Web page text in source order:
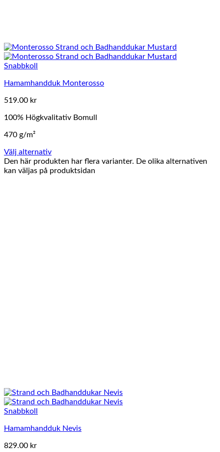
Snabbkoll
Hamamhandduk Monterosso
519.00 kr
100% Högkvalitativ Bomull
470 g/m²
Välj alternativ
Den här produkten har flera varianter. De olika alternativen
kan väljas på produktsidan
Snabbkoll
Hamamhandduk Nevis
829.00 kr